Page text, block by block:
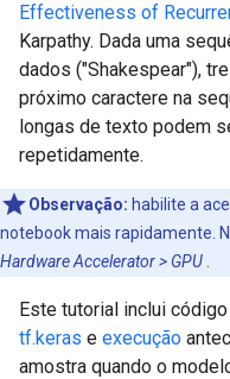
Effectiveness of
Karpathy. Dada uma
dados ("Shakespear"),
próximo caractere na
longas de texto podem
repetidamente.
Observação: habilite a
notebook mais rapidamente.
Hardware Accelerator > GPU
Este tutorial inclui
tf.keras e execução
amostra quando o